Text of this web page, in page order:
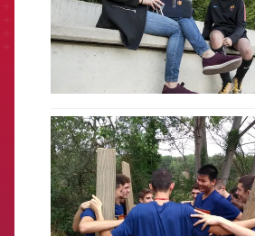
FCB Barcelona badge